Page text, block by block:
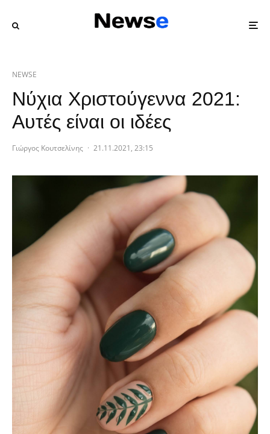
NEWSE
Νύχια Χριστούγεννα 2021:
Αυτές είναι οι ιδέες
Γιώργος Κουτσελίνης · 21.11.2021, 23:15